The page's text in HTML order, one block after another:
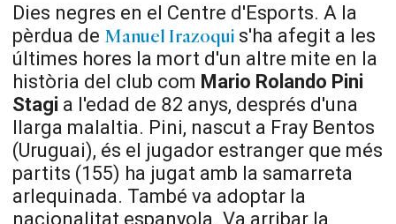
Dies negres en el Centre d'Esports. A la
pèrdua de Manuel Irazoqui s'ha afegit a les
últimes hores la mort d'un altre mite en la
història del club com Mario Rolando Pini
Stagi a l'edad de 82 anys, després d'una
llarga malaltia. Pini, nascut a Fray Bentos
(Uruguai), és el jugador estranger que més
partits (155) ha jugat amb la samarreta
arlequinada. També va adoptar la
nacionalitat espanyola. Va arribar la